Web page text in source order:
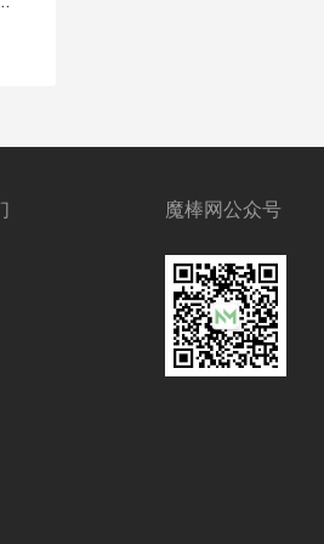
魔棒网公众号